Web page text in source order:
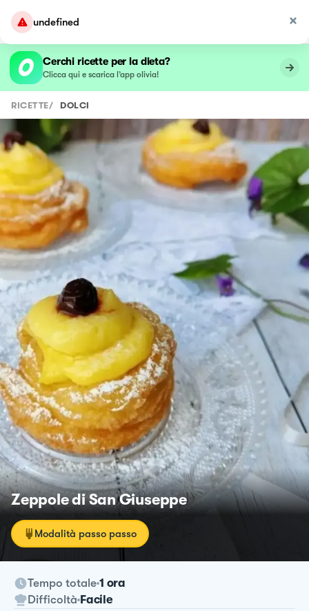
undefined
Cerchi ricette per la dieta?
Clicca qui e scarica l’app olivia!
RICETTE/ DOLCI
Zeppole di San Giuseppe
Modalità passo passo
Tempo totale 1 ora
Difficoltà Facile